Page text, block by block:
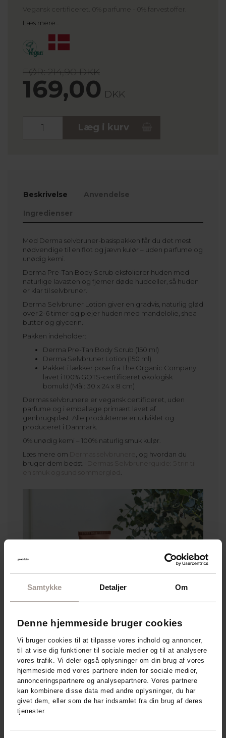
Samtykke Detaljer Om
Denne hjemmeside bruger cookies
Vi bruger cookies til at tilpasse vores indhold og annoncer,
til at vise dig funktioner til sociale medier og til at analysere
vores trafik. Vi deler også oplysninger om din brug af vores
hjemmeside med vores partnere inden for sociale medier,
annonceringspartnere og analysepartnere. Vores partnere
kan kombinere disse data med andre oplysninger, du har
givet dem, eller som de har indsamlet fra din brug af deres
tjenester.
Vegansk certificeret. 0% parfume - 0% farvestoffer.
Læs mere…
FØR: 214,90 DKK
169,00 DKK
Læg i kurv
Beskrivelse Anvendelse
Ingredienser
Med Derma selvbruner-basispakken får du det mest
nødvendige til en flot og jævn kulør – uden parfume og
unødig kemi.
Derma Pre-Tan Body Scrub eksfolierer huden med
naturlige lavasten og fjerner døde hudceller, så huden
er klar til selvbruner.
Derma Selvbruner Lotion giver en gradvis, naturlig glød
over 2-6 timer og plejer huden med mandelolie, shea
butter og glycerin.
Pakken indeholder:
Derma Pre-Tan Body Scrub (150 ml)
Derma Selvbruner Lotion (150 ml)
Pakket i lækker pose fra The Organic Company
lavet i 100% GOTS-certificeret økologisk
bomuld (Mål: 30 x 24 x 8 cm)
Dermas selvbrunere er vegansk certificeret, uden
parfume og i emballage primært lavet af
genbrugsplast. Alle produkterne er udviklet og
produceret i Danmark.
0% unødig kemi – 100% naturlig smuk kulør.
Læs mere om
Dermas selvbrunere , og hvordan du
bruger dem bedst i
Dermas Selvbrunerguide: 5 trin til
en smuk og sund sommerglød.
Derma - relaterede produkter